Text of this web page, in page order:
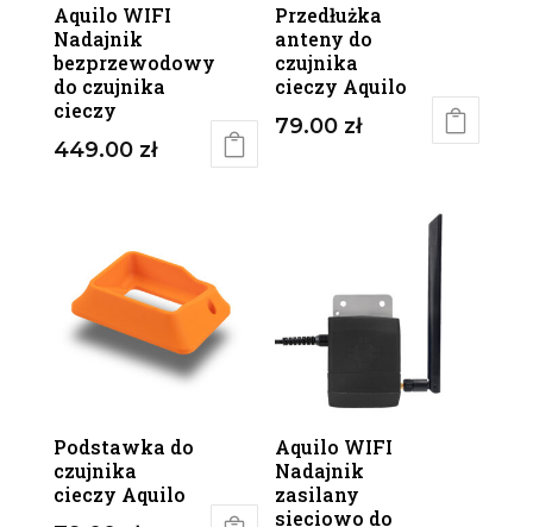
Aquilo WIFI
Nadajnik
bezprzewodowy
do czujnika
cieczy
449.00 zł
Przedłużka
anteny do
czujnika
cieczy Aquilo
79.00 zł
Podstawka do
czujnika
cieczy Aquilo
Aquilo WIFI
Nadajnik
zasilany
sieciowo do